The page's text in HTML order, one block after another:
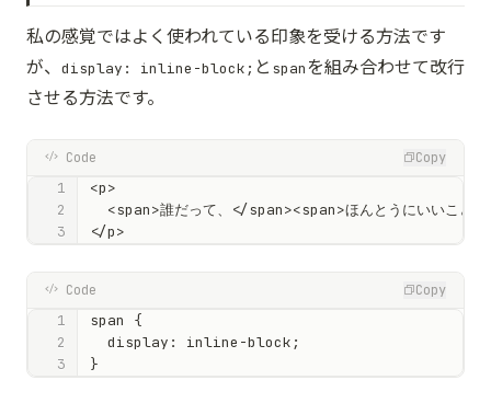
私の感覚ではよく使われている印象を受ける方法です
が、 display: inline-block; と spanを組み合わせて改行
させる方法です。
Code Copy
<p>
<span>誰だって、</span><span>ほんとうにいいこと
</p>
Code Copy
span {
  display: inline-block;
}